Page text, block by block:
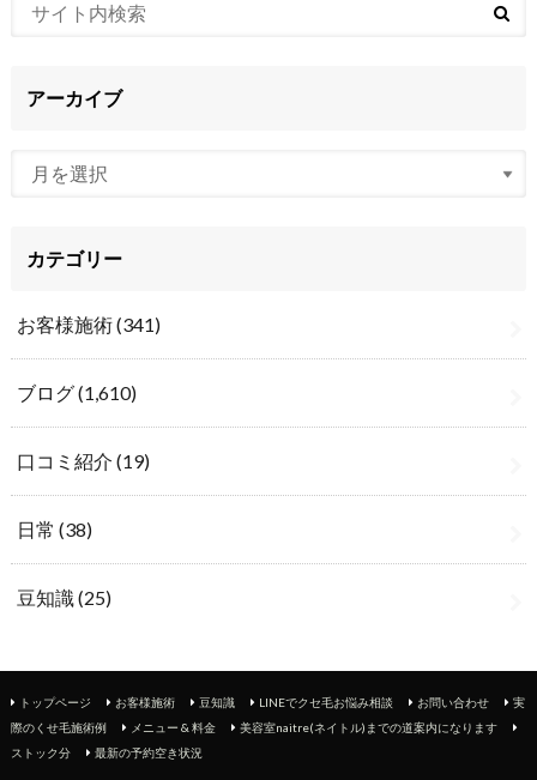
アーカイブ
カテゴリー
お客様施術(341)
ブログ(1,610)
口コミ紹介 (19)
日常 (38)
豆知識 (25)
トップページ お客様施術 豆知識 LINEでクセ毛お悩み相談 お問い合わせ
実
際のくせ毛施術例
メニュー & 料金
美容室naitre(ネイトル)までの道案内になります
ストック分
最新の予約空き状況